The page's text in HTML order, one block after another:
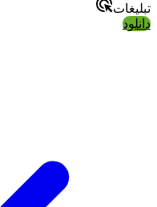
تبلیغات
دانلود